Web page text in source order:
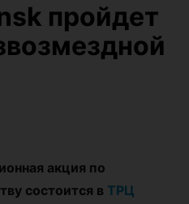
пройдет
акция по
состоится в ТРЦ